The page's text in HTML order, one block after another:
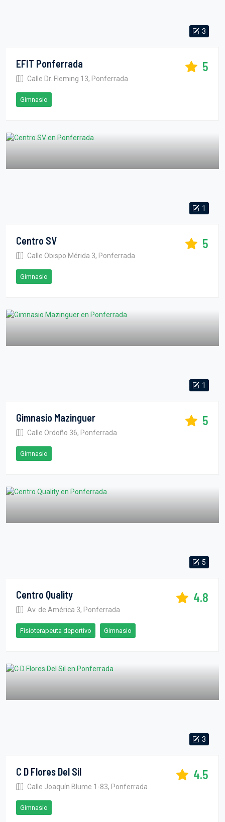
3
EFIT Ponferrada
Calle Dr. Fleming 13, Ponferrada
5
Gimnasio
1
Centro SV
Calle Obispo Mérida 3, Ponferrada
5
Gimnasio
1
Gimnasio Mazinguer
Calle Ordoño 36, Ponferrada
5
Gimnasio
5
Centro Quality
Av. de América 3, Ponferrada
4.8
Fisioterapeuta deportivo Gimnasio
3
C D Flores Del Sil
Calle Joaquín Blume 1-83, Ponferrada
4.5
Gimnasio